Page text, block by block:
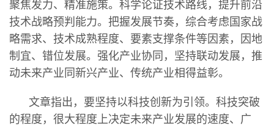
聚焦发力、精准施策。科学论证技术路线，提升前沿
技术战略预判能力。把握发展节奏，综合考虑国家战
略需求、技术成熟程度、要素支撑条件等因素，因地
制宜、错位发展。强化产业协同，坚持联动发展，推
动未来产业同新兴产业、传统产业相得益彰。
文章指出，要坚持以科技创新为引领。科技突破
的程度，很大程度上决定未来产业发展的速度、广